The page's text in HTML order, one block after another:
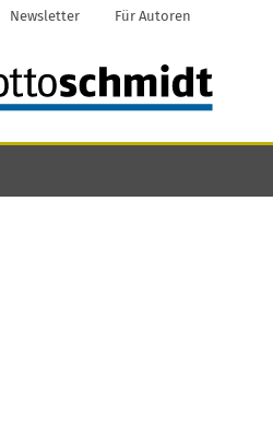
Newsletter Für Autoren